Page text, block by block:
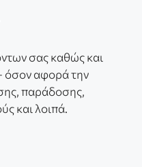
σας καθώς και
όσον αφορά την
παράδοσης,
και λοιπά.